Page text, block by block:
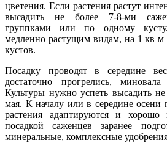
цветения. Если растения растут
высадить не более 7-8-ми
группками или по одному
медленно растущим видам, на 1 кв м
кустов.
Посадку проводят в середине
достаточно прогрелись, миновала
Культуры нужно успеть высадить
мая. К началу или в середине осени
растения адаптируются и хорошо
посадкой саженцев заранее
минеральные, комплексные